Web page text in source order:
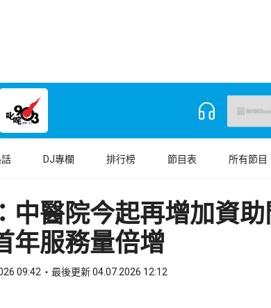
DJ專欄 排行榜 節目表 所有節目
中醫院今起再增加資助
服務量倍增
09:42 最後更新 04.07.2026 12:12